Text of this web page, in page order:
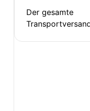
Der gesamte